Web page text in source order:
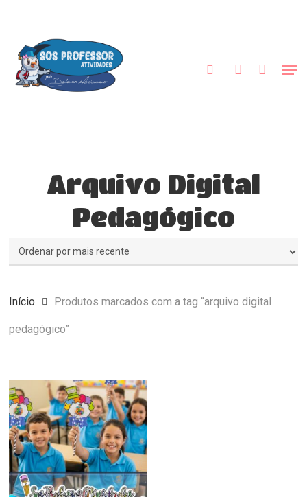
content
Arquivo Digital
Pedagógico
Início Produtos marcados com a tag “arquivo digital
pedagógico”